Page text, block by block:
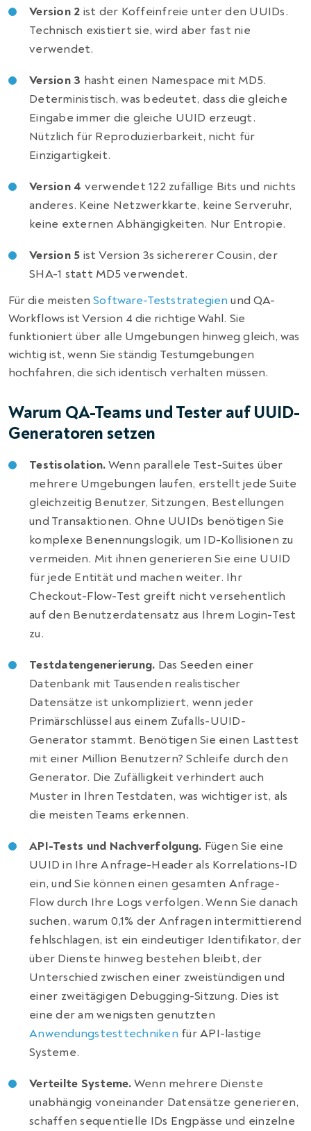
Version 2 ist der Koffeinfreie unter den UUIDs.
Technisch existiert sie, wird aber fast nie
verwendet.
Version 3 hasht einen Namespace mit MD5.
Deterministisch, was bedeutet, dass die gleiche
Eingabe immer die gleiche UUID erzeugt.
Nützlich für Reproduzierbarkeit, nicht für
Einzigartigkeit.
Version 4 verwendet 122 zufällige Bits und nichts
anderes. Keine Netzwerkkarte, keine Serveruhr,
keine externen Abhängigkeiten. Nur Entropie.
Version 5 ist Version 3s sichererer Cousin, der
SHA-1 statt MD5 verwendet.
Für die meistenSoftware-Teststrategien und QA-
Workflows ist Version 4 die richtige Wahl. Sie
funktioniert über alle Umgebungen hinweg gleich, was
wichtig ist, wenn Sie ständig Testumgebungen
hochfahren, die sich identisch verhalten müssen.
Warum QA-Teams und Tester auf UUID-
Generatoren setzen
Testisolation.Wenn parallele Test-Suites über
mehrere Umgebungen laufen, erstellt jede Suite
gleichzeitig Benutzer, Sitzungen, Bestellungen
und Transaktionen. Ohne UUIDs benötigen Sie
komplexe Benennungslogik, um ID-Kollisionen zu
vermeiden. Mit ihnen generieren Sie eine UUID
für jede Entität und machen weiter. Ihr
Checkout-Flow-Test greift nicht versehentlich
auf den Benutzerdatensatz aus Ihrem Login-Test
zu.
Testdatengenerierung. Das Seeden einer
Datenbank mit Tausenden realistischer
Datensätze ist unkompliziert, wenn jeder
Primärschlüssel aus einem Zufalls-UUID-
Generator stammt. Benötigen Sie einen Lasttest
mit einer Million Benutzern? Schleife durch den
Generator. Die Zufälligkeit verhindert auch
Muster in Ihren Testdaten, was wichtiger ist, als
die meisten Teams erkennen.
API-Tests und Nachverfolgung. Fügen Sie eine
UUID in Ihre Anfrage-Header als Korrelations-ID
ein, und Sie können einen gesamten Anfrage-
Flow durch Ihre Logs verfolgen. Wenn Sie danach
suchen, warum 0,1% der Anfragen intermittierend
fehlschlagen, ist ein eindeutiger Identifikator, der
über Dienste hinweg bestehen bleibt, der
Unterschied zwischen einer zweistündigen und
einer zweitägigen Debugging-Sitzung. Dies ist
eine der am wenigsten genutzten
Anwendungstesttechniken für API-lastige
Systeme.
Verteilte Systeme.Wenn mehrere Dienste
unabhängig voneinander Datensätze generieren,
schaffen sequentielle IDs Engpässe und einzelne